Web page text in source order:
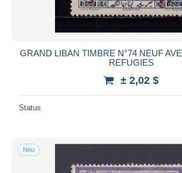
GRAND LIBAN TIMBRE N°74 NEUF
REFUGIES
± 2,02 $
Status
Neu